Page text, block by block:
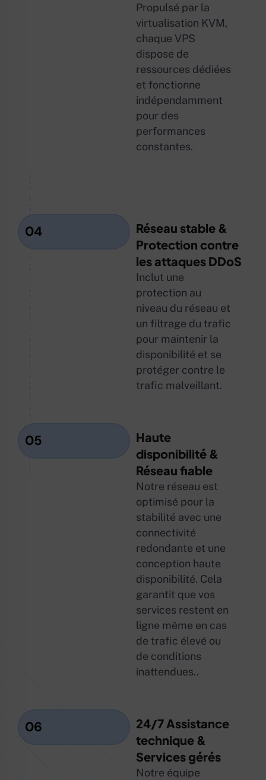
Propulsé par la
virtualisation KVM,
chaque VPS
dispose de
ressources dédiées
et fonctionne
indépendamment
pour des
performances
constantes.
04
Réseau stable &
Protection contre
les attaques DDoS
Inclut une
protection au
niveau du réseau et
un filtrage du trafic
pour maintenir la
disponibilité et se
protéger contre le
trafic malveillant.
05
Haute
disponibilité &
Réseau fiable
Notre réseau est
optimisé pour la
stabilité avec une
connectivité
redondante et une
conception haute
disponibilité. Cela
garantit que vos
services restent en
ligne même en cas
de trafic élevé ou
de conditions
inattendues..
06
24/7 Assistance
technique &
Services gérés
Notre équipe